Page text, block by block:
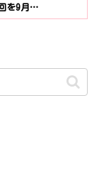
を9月…